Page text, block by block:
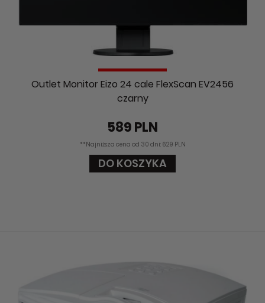
Outlet Monitor Eizo 24 cale FlexScan EV2456
czarny
589 PLN
**Najniższa cena od 30 dni: 629 PLN
DO KOSZYKA